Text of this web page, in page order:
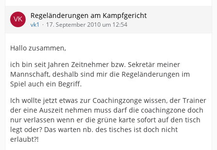
Regeländerungen am Kampfgericht
vk1 17. September 2010 um 12:54
Hallo zusammen,
ich bin seit Jahren Zeitnehmer bzw. Sekretär meiner
Mannschaft, deshalb sind mir die Regeländerungen im
Spiel auch ein Begriff.
Ich wollte jetzt etwas zur Coachingzonge wissen, der Trainer
der eine Auszeit nehmen muss darf die coachingzone doch
nur verlassen wenn er die grüne karte sofort auf den tisch
legt oder? Das warten nb. des tisches ist doch nicht
erlaubt?!